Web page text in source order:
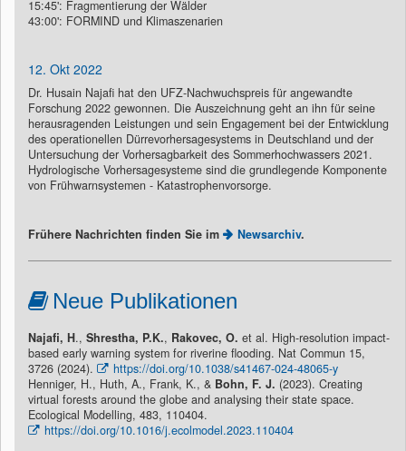
15:45': Fragmentierung der Wälder
43:00': FORMIND und Klimaszenarien
12. Okt 2022
Dr. Husain Najafi hat den UFZ-Nachwuchspreis für angewandte
Forschung 2022 gewonnen. Die Auszeichnung geht an ihn für seine
herausragenden Leistungen und sein Engagement bei der Entwicklung
des operationellen Dürrevorhersagesystems in Deutschland und der
Untersuchung der Vorhersagbarkeit des Sommerhochwassers 2021.
Hydrologische Vorhersagesysteme sind die grundlegende Komponente
von Frühwarnsystemen - Katastrophenvorsorge.
Frühere Nachrichten finden Sie im Newsarchiv.
Neue Publikationen
Najafi, H., Shrestha, P.K., Rakovec, O. et al. High-resolution impact-
based early warning system for riverine flooding. Nat Commun 15,
3726 (2024).
https://doi.org/10.1038/s41467-024-48065-y
Henniger, H., Huth, A., Frank, K., & Bohn, F. J. (2023). Creating
virtual forests around the globe and analysing their state space.
Ecological Modelling, 483, 110404.
https://doi.org/10.1016/j.ecolmodel.2023.110404